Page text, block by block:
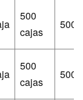
500
cajas
500
500
cajas
500